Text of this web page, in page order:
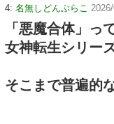
4: 名無しどんぶらこ
「悪魔合体」っ
女神転生シリー
そこまで普遍的